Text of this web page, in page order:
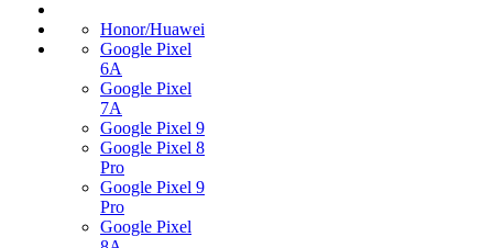
Honor/Huawei
Google Pixel
6A
Google Pixel
7А
Google Pixel 9
Google Pixel 8
Pro
Google Pixel 9
Pro
Google Pixel